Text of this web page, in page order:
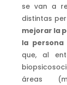
se van a
distintas
mejorar la
la persona
que, al
áreas